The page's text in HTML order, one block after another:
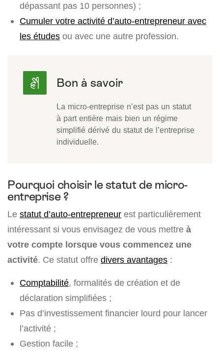
dépassant pas 10 personnes) ;
Cumuler votre activité d’auto-entrepreneur avec
les études ou avec une autre profession.
La micro-entreprise n’est pas un statut
à part entière mais bien un régime
simplifié dérivé du statut de l’entreprise
individuelle.
Pourquoi choisir le statut de micro-
entreprise ?
Le statut d’auto-entrepreneur est particulièrement
intéressant si vous envisagez de vous mettre à
votre compte lorsque vous commencez une
activité. Ce statut offre divers avantages :
Comptabilité, formalités de création et de
déclaration simplifiées ;
Pas d’investissement financier lourd pour lancer
l’activité ;
Gestion facile ;